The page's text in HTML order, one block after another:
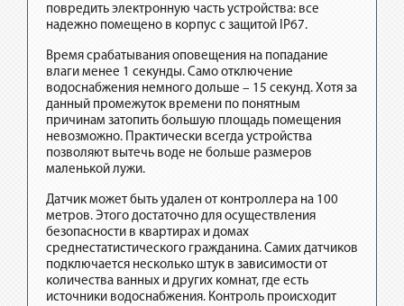
повредить электронную часть устройства: все
надежно помещено в корпус с защитой IP67.
Время срабатывания оповещения на попадание
влаги менее 1 секунды. Само отключение
водоснабжения немного дольше – 15 секунд. Хотя за
данный промежуток времени по понятным
причинам затопить большую площадь помещения
невозможно. Практически всегда устройства
позволяют вытечь воде не больше размеров
маленькой лужи.
Датчик может быть удален от контроллера на 100
метров. Этого достаточно для осуществления
безопасности в квартирах и домах
среднестатистического гражданина. Самих датчиков
подключается несколько штук в зависимости от
количества ванных и других комнат, где есть
источники водоснабжения. Контроль происходит